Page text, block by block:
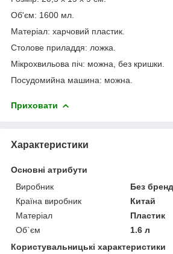
Об'єм: 1600 мл.
Матеріал: харчовий пластик.
Столове приладдя: ложка.
Мікрохвильова піч: можна, без кришки.
Посудомийна машина: можна.
Приховати
Характеристики
Основні атрибути
Виробник
Без
Країна виробник
Китай
Матеріал
Пластик
Об`єм
1.6 л
Користувальницькі характеристики